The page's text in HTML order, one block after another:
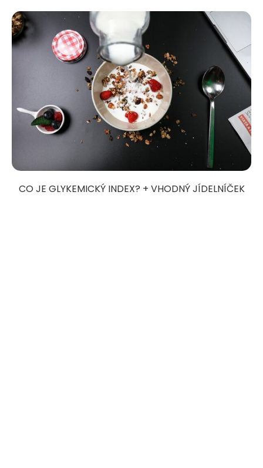
CO JE GLYKEMICKÝ INDEX? + VHODNÝ JÍDELNÍČEK